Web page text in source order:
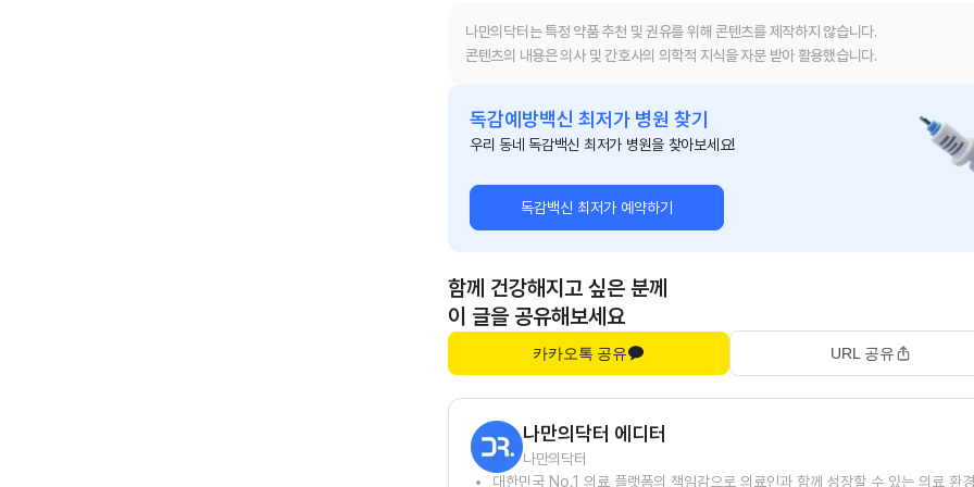
나만의닥터는 특정 약품 추천 및 권유를 위해 콘텐츠를 제작하지 않습니다.
콘텐츠의 내용은 의사 및 간호사의 의학적 지식을 자문 받아 활용했습니다.
독감예방백신 최저가 병원 찾기
우리 동네 독감백신 최저가 병원을 찾아보세요!
독감백신 최저가 예약하기
함께 건강해지고 싶은 분께
이 글을 공유해보세요
카카오톡 공유 URL 공유
나만의닥터 에디터
나만의닥터
대한민국 No.1 의료 플랫폼의 책임감으로 의료인과 함께 성장할 수 있는 의료 환